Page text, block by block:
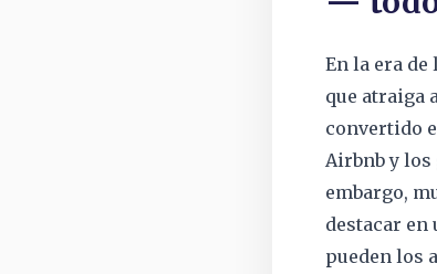
En la era
que atraiga
convertido
Airbnb y los
embargo,
destacar en
pueden los